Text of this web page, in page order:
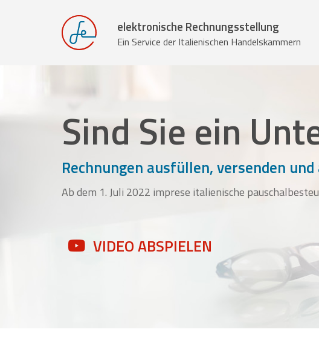
elektronische Rechnungsstellung
Ein Service der Italienischen Handelskammern
Sind Sie ein
Rechnungen ausfüllen, versenden
Ab dem 1. Juli 2022 imprese italienische
VIDEO ABSPIELEN